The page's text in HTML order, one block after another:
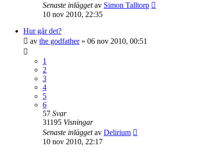
Senaste inläggetav Simon Talltorp
10 nov 2010, 22:35
Hur går det?
av the godfather» 06 nov 2010, 00:51
1
2
3
4
5
6
57 Svar
31195 Visningar
Senaste inläggetav Delirium
10 nov 2010, 22:17